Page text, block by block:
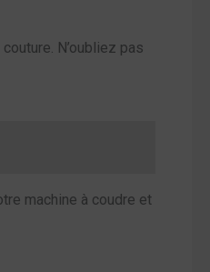
N’oubliez pas
machine à coudre et